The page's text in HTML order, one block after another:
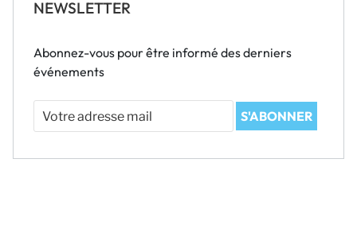
NEWSLETTER
Abonnez-vous pour être informé des derniers
événements
Votre
adresse
S'ABONNER